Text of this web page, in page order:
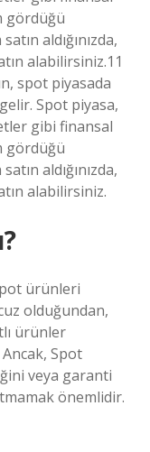
gördüğü
aldığınızda,
alabilirsiniz.11
spot piyasada
Spot piyasa,
gibi finansal
gördüğü
aldığınızda,
alabilirsiniz.
ürünleri
olduğundan,
ürünler
Spot
veya garanti
önemlidir.